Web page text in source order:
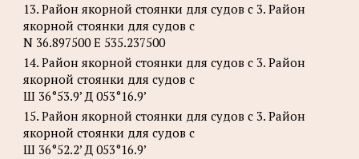
13. Район якорной стоянки для судов с 3. Район
якорной стоянки для судов с
N 36.897500 E 535.237500
14. Район якорной стоянки для судов с 3. Район
якорной стоянки для судов с
Ш 36°53.9’ Д 053°16.9’
15. Район якорной стоянки для судов с 3. Район
якорной стоянки для судов с
Ш 36°52.2’ Д 053°16.9’